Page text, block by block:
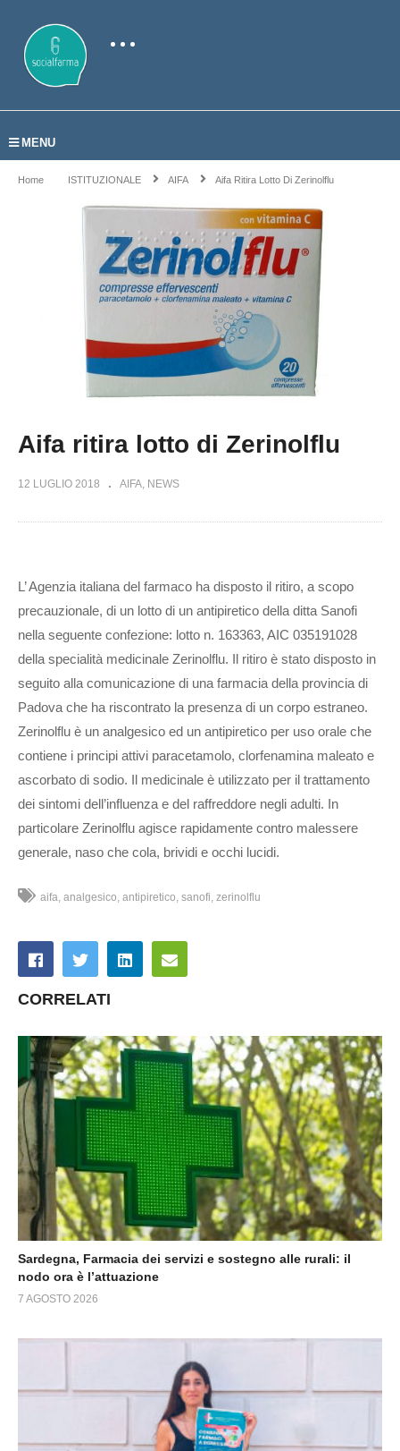
MENU
Home ISTITUZIONALE AIFA Aifa Ritira Lotto Di Zerinolflu
Aifa ritira lotto di Zerinolflu
12 LUGLIO 2018 AIFA NEWS
L’ Agenzia italiana del farmaco ha disposto il ritiro, a scopo
precauzionale, di un lotto di un antipiretico della ditta Sanofi
nella seguente confezione: lotto n. 163363, AIC 035191028
della specialità medicinale Zerinolflu. Il ritiro è stato disposto in
seguito alla comunicazione di una farmacia della provincia di
Padova che ha riscontrato la presenza di un corpo estraneo.
Zerinolflu è un analgesico ed un antipiretico per uso orale che
contiene i principi attivi paracetamolo, clorfenamina maleato e
ascorbato di sodio. Il medicinale è utilizzato per il trattamento
dei sintomi dell’influenza e del raffreddore negli adulti. In
particolare Zerinolflu agisce rapidamente contro malessere
generale, naso che cola, brividi e occhi lucidi.
aifa analgesico antipiretico sanofi zerinolflu
CORRELATI
Sardegna, Farmacia dei servizi e sostegno alle rurali: il
nodo ora è l’attuazione
7 AGOSTO 2026